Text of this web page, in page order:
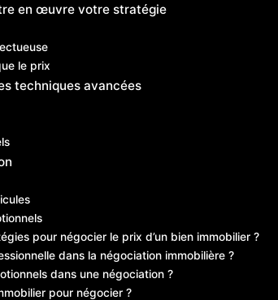
en œuvre votre stratégie
le prix
techniques avancées
pour négocier le prix d’un bien immobilier ?
dans la négociation immobilière ?
dans une négociation ?
pour négocier ?